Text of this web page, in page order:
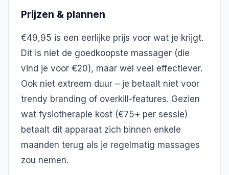
Prijzen & plannen
€49,95 is een eerlijke prijs voor wat je krijgt.
Dit is niet de goedkoopste massager (die
vind je voor €20), maar wel veel effectiever.
Ook niet extreem duur – je betaalt niet voor
trendy branding of overkill-features. Gezien
wat fysiotherapie kost (€75+ per sessie)
betaalt dit apparaat zich binnen enkele
maanden terug als je regelmatig massages
zou nemen.